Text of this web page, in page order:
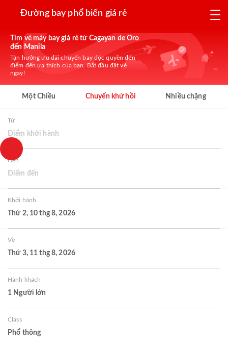
Đường bay phổ biến giá rẻ
Tìm vé máy bay giá rẻ từ Cagayan de Oro
đến Manila
Tận hưởng ưu đãi chuyến bay độc quyền đến
điểm đến ưa thích của bạn. Bắt đầu đặt vé
ngay!
Một Chiều Chuyến khứ hồi Nhiều chặng
Từ
Điểm khởi hành
Đến
Điểm đến
Khởi hành
Thứ 2, 10 thg 8, 2026
Về
Thứ 3, 11 thg 8, 2026
Hành khách
1 Người lớn
Class
Phổ thông